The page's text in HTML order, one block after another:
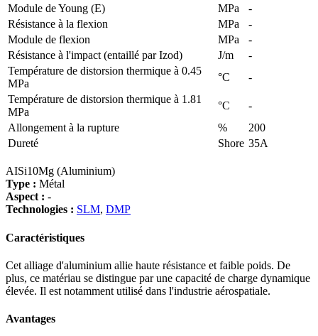
Module de Young (E)
MPa
-
Résistance à la flexion
MPa
-
Module de flexion
MPa
-
Résistance à l'impact (entaillé par Izod)
J/m
-
Température de distorsion thermique à 0.45
MPa
°C
-
Température de distorsion thermique à 1.81
MPa
°C
-
Allongement à la rupture
%
200
Dureté
Shore 35A
AISi10Mg (Aluminium)
Type : Métal
Aspect : -
Technologies : SLM, DMP
Caractéristiques
Cet alliage d'aluminium allie haute résistance et faible poids. De
plus, ce matériau se distingue par une capacité de charge dynamique
élevée. Il est notamment utilisé dans l'industrie aérospatiale.
Avantages